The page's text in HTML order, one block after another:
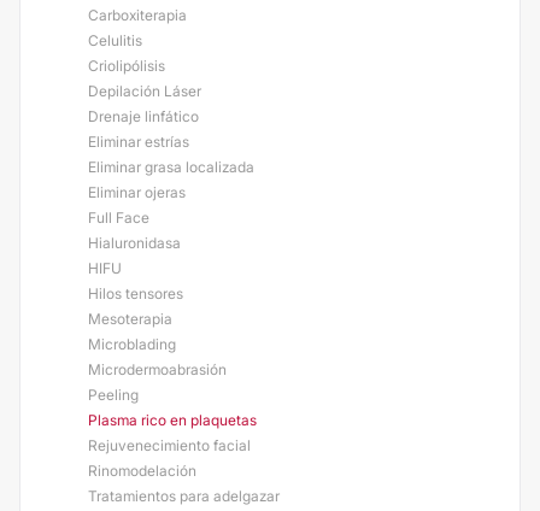
Carboxiterapia
Celulitis
Criolipólisis
Depilación Láser
Drenaje linfático
Eliminar estrías
Eliminar grasa localizada
Eliminar ojeras
Full Face
Hialuronidasa
HIFU
Hilos tensores
Mesoterapia
Microblading
Microdermoabrasión
Peeling
Plasma rico en plaquetas
Rejuvenecimiento facial
Rinomodelación
Tratamientos para adelgazar